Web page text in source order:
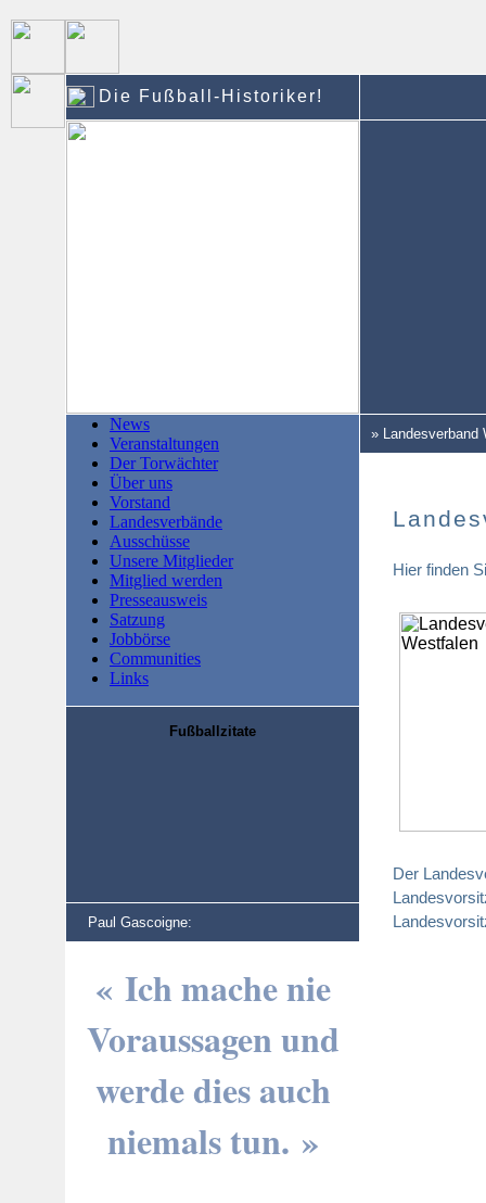
Die Fußball-Historiker!
News
Veranstaltungen
Der Torwächter
Über uns
Vorstand
Landesverbände
Ausschüsse
Unsere Mitglieder
Mitglied werden
Presseausweis
Satzung
Jobbörse
Communities
Links
Fußballzitate
Paul Gascoigne:
« Ich mache nie
Voraussagen und
werde dies auch
niemals tun. »
» Landesverband
Hier finden
Der